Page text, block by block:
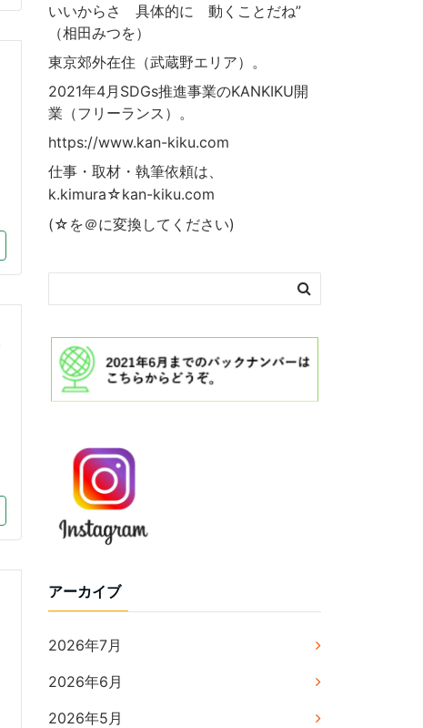
いいからさ 具体的に 動くことだね”
（相田みつを）
東京郊外在住（武蔵野エリア）。
2021年4月SDGs推進事業のKANKIKU開
業（フリーランス）。
https://www.kan-kiku.com
仕事・取材・執筆依頼は、
k.kimura☆kan-kiku.com
(☆を＠に変換してください)
アーカイブ
2026年7月
2026年6月
2026年5月